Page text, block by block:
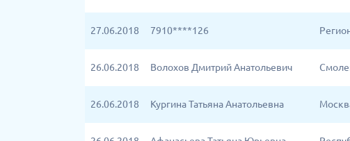
27.06.2018 7910****126
26.06.2018 Волохов Дмитрий Анатольевич
26.06.2018 Кургина Татьяна Анатольевна